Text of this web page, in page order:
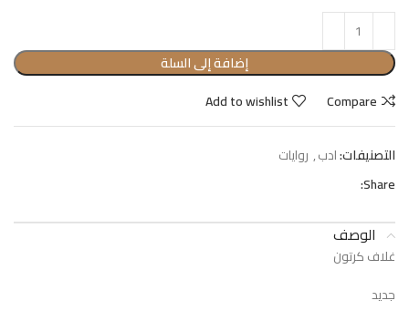
إضافة إلى السلة
Compare
Add to wishlist
التصنيفات:ادب, روايات
Share:
الوصف
غلاف كرتون
جديد